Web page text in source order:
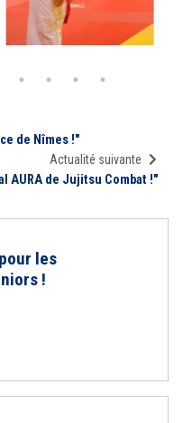
de Nîmes !"
Actualité suivante
AURA de Jujitsu Combat !"
les
!